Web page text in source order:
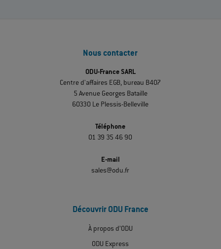
Nous contacter
ODU-France SARL
Centre d'affaires EGB, bureau B407
5 Avenue Georges Bataille
60330 Le Plessis-Belleville
Téléphone
01 39 35 46 90
E-mail
sales@odu.fr
Découvrir ODU France
À propos d’ODU
ODU Express